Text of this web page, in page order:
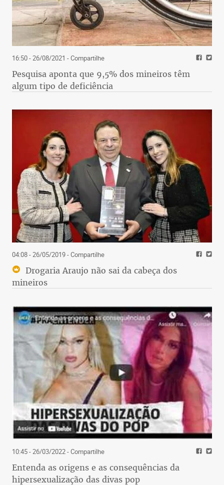
16:50 - 26/08/2021 - Compartilhe
Pesquisa aponta que 9,5% dos mineiros têm
algum tipo de deficiência
04:08 - 26/05/2019- Compartilhe
Drogaria Araujo não sai da cabeça dos
mineiros
10:45 - 26/03/2022- Compartilhe
Entenda as origens e as consequências da
hipersexualização das divas pop